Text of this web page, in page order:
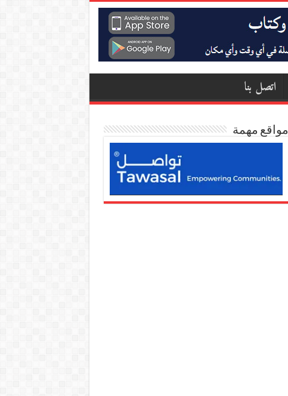
اتصل بنا
مواقع مهمة